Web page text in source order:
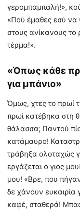
γερομπαμπαλή!»,
«Πού έμαθες εσύ να
στους ανίκανους το
τέρμα!».
«Όπως κάθε
για μπάνιο»
Όμως, χτες το πρωί
πρωί κατέβηκα στη
θάλασσα; Παντού
κατάμαυρο!
τράβηξα ολοταχώς
εργάζεται ο γιος
μου! «Βρε, που
δε χάνουν ευκαιρία
καφέ, σταθερά! Μπας